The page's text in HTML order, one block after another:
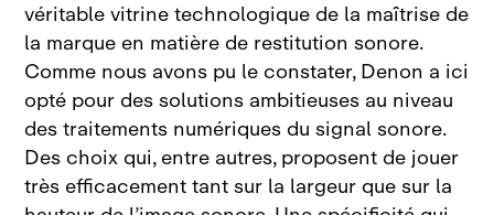
véritable vitrine technologique de la maîtrise de
la marque en matière de restitution sonore.
Comme nous avons pu le constater, Denon a ici
opté pour des solutions ambitieuses au niveau
des traitements numériques du signal sonore.
Des choix qui, entre autres, proposent de jouer
très efficacement tant sur la largeur que sur la